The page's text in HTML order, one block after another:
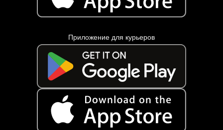
Приложение для курьеров